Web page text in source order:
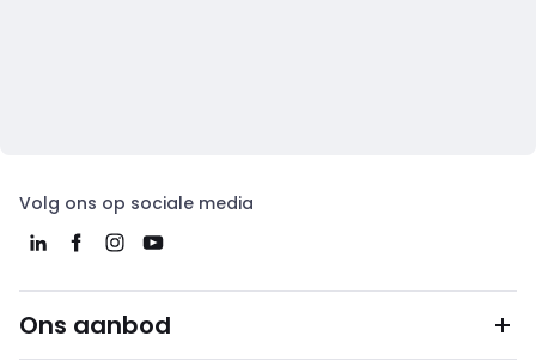
Volg ons op sociale media
Ons aanbod